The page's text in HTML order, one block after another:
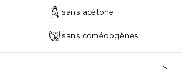
sans acétone
sans comédogènes